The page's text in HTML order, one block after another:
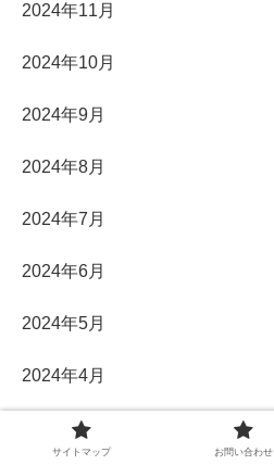
2024年11月
2024年10月
2024年9月
2024年8月
2024年7月
2024年6月
2024年5月
2024年4月
2024年3月
サイトマップ お問い合わせ